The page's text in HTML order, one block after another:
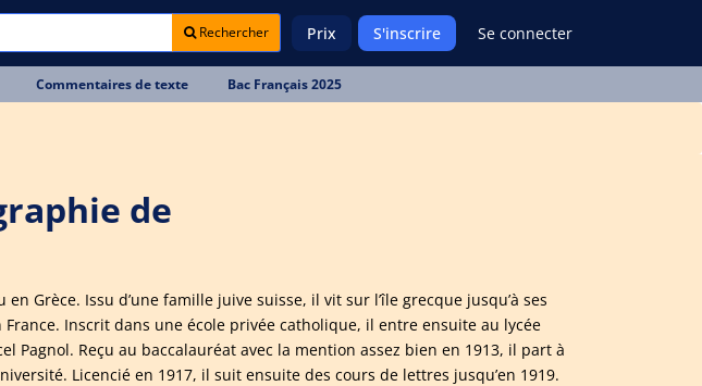
Rechercher Prix S'inscrire Se connecter
Commentaires de texte Bac Français 2025
de
Grèce. Issu d’une famille juive suisse, il vit sur l’île grecque jusqu’à ses
Inscrit dans une école privée catholique, il entre ensuite au lycée
Pagnol. Reçu au baccalauréat avec la mention assez bien en 1913, il part à
Licencié en 1917, il suit ensuite des cours de lettres jusqu’en 1919.